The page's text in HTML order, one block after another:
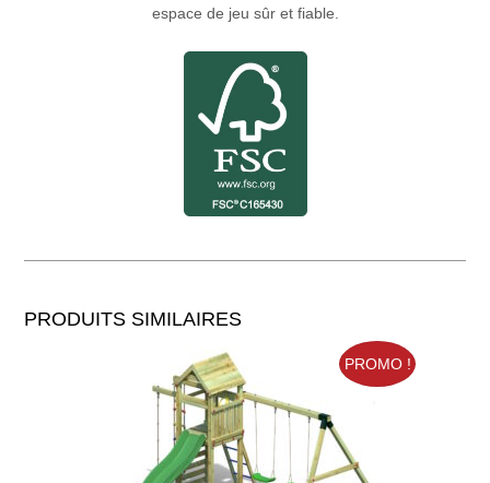
PRODUITS SIMILAIRES
PROMO !